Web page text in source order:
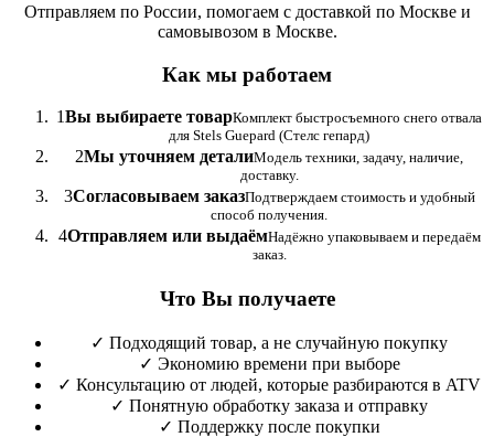
Отправляем по России, помогаем с доставкой по Москве и
самовывозом в Москве.
Как мы работаем
1Вы выбираете товарКомплект быстросъемного снего отвала
для Stels Guepard (Стелс гепард)
2Мы уточняем деталиМодель техники, задачу, наличие,
доставку.
3Согласовываем заказПодтверждаем стоимость и удобный
способ получения.
4Отправляем или выдаёмНадёжно упаковываем и передаём
заказ.
Что Вы получаете
✓ Подходящий товар, а не случайную покупку
✓ Экономию времени при выборе
✓ Консультацию от людей, которые разбираются в ATV
✓ Понятную обработку заказа и отправку
✓ Поддержку после покупки